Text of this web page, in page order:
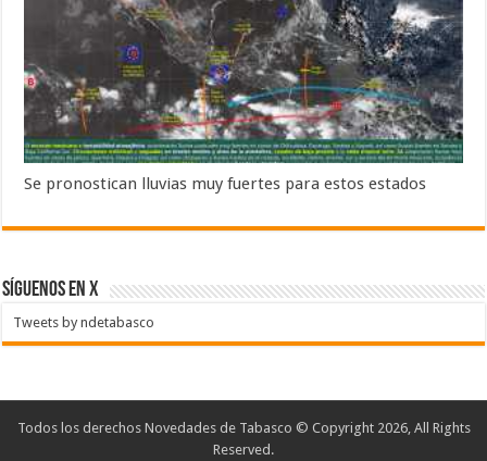
Se pronostican lluvias muy fuertes para estos estados
SÍGUENOS EN X
Tweets by ndetabasco
Todos los derechos Novedades de Tabasco © Copyright 2026, All Rights
Reserved.